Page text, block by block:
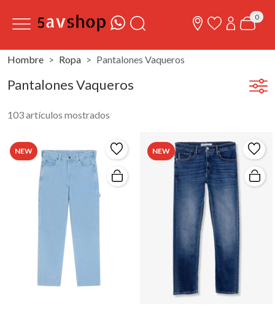
0
Hombre Ropa Pantalones Vaqueros
Pantalones Vaqueros
103 artículos mostrados
NEW NEW